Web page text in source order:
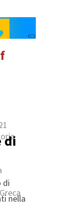
di
di
nella